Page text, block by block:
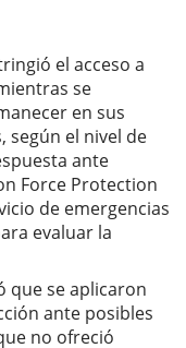
el acceso a
se
en sus
según el nivel de
ante
Force Protection
de emergencias
evaluar la
que se aplicaron
ante posibles
no ofreció